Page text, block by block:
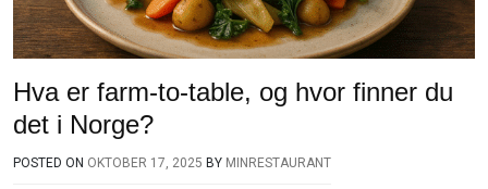
Hva er farm-to-table, og hvor finner du
det i Norge?
POSTED ON OKTOBER 17, 2025 BY MINRESTAURANT